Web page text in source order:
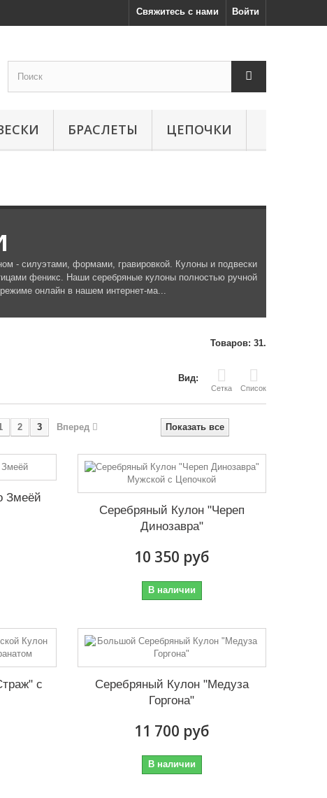
Войти
Свяжитесь с нами
БРАСЛЕТЫ ЦЕПОЧКИ
- силуэтами, формами, гравировкой. Кулоны и подвески
феникс. Наши серебряные кулоны полностью ручной
онлайн в нашем интернет-ма...
Товаров: 31.
Вид:
Сетка Список
Показать все
2 3 Вперед
Змеёй
Серебряный Кулон "Череп
Динозавра"
10 350 руб
В наличии
с
Серебряный Кулон "Медуза
Горгона"
11 700 руб
В наличии